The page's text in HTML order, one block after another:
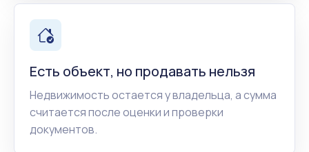
Есть объект, но продавать нельзя
Недвижимость остается у владельца, а сумма
считается после оценки и проверки
документов.